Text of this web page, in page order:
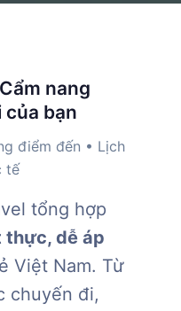
nang
bạn
điểm đến • Lịch
tế
tổng hợp
thực, dễ áp
Việt Nam. Từ
chuyến đi,